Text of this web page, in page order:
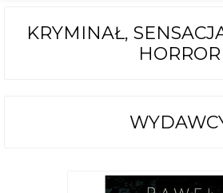
KRYMINAŁ,
HORROR